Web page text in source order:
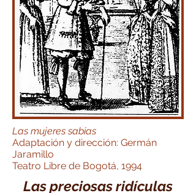
Las mujeres sabias
Adaptación y dirección: Germán
Jaramillo
Teatro Libre de Bogotá, 1994
Las preciosas ridículas